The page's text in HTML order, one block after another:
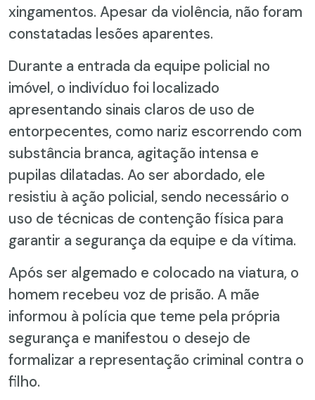
xingamentos. Apesar da violência, não foram
constatadas lesões aparentes.
Durante a entrada da equipe policial no
imóvel, o indivíduo foi localizado
apresentando sinais claros de uso de
entorpecentes, como nariz escorrendo com
substância branca, agitação intensa e
pupilas dilatadas. Ao ser abordado, ele
resistiu à ação policial, sendo necessário o
uso de técnicas de contenção física para
garantir a segurança da equipe e da vítima.
Após ser algemado e colocado na viatura, o
homem recebeu voz de prisão. A mãe
informou à polícia que teme pela própria
segurança e manifestou o desejo de
formalizar a representação criminal contra o
filho.